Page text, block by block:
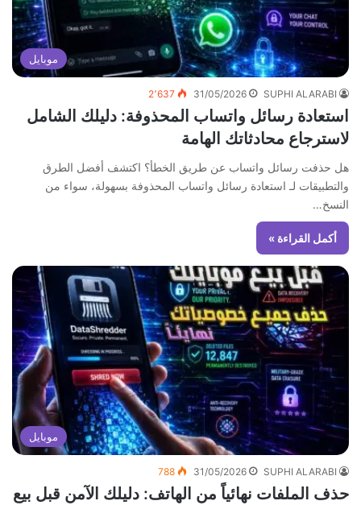
موبايل
SUPHI ALARABI
31/05/2026 2٬637
استعادة رسائل واتساب المحذوفة: دليلك الشامل
لاسترجاع محادثاتك الهامة
هل حذفت رسائل واتساب عن طريق الخطأ؟ اكتشف أفضل الطرق
والتطبيقات لـ استعادة رسائل واتساب المحذوفة بسهولة، سواء من
النسخ…
أكمل القراءة »
موبايل
SUPHI ALARABI
31/05/2026
788
حذف الملفات نهائياً من الهاتف: دليلك الآمن قبل بيع